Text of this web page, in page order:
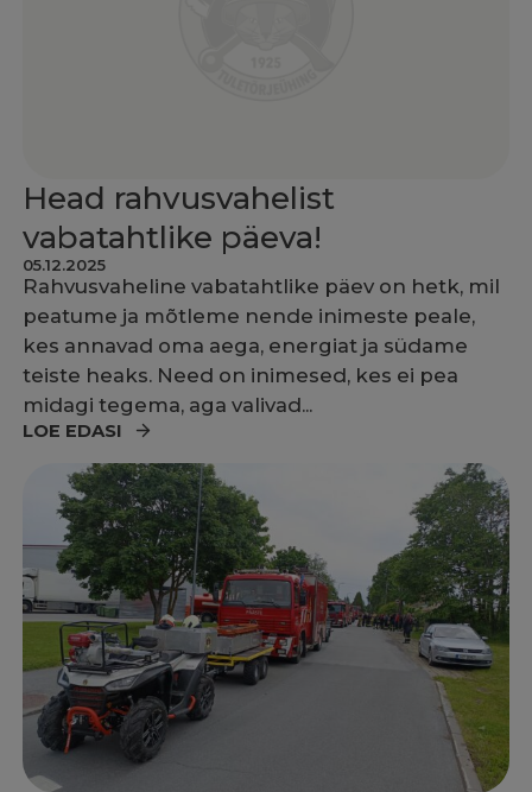
Head rahvusvahelist
vabatahtlike päeva!
05.12.2025
Rahvusvaheline vabatahtlike päev on hetk, mil
peatume ja mõtleme nende inimeste peale,
kes annavad oma aega, energiat ja südame
teiste heaks. Need on inimesed, kes ei pea
midagi tegema, aga valivad...
LOE EDASI